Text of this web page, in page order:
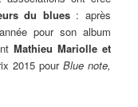
du blues: après
pour son album
Mathieu Mariolle et
2015 pourBlue note,